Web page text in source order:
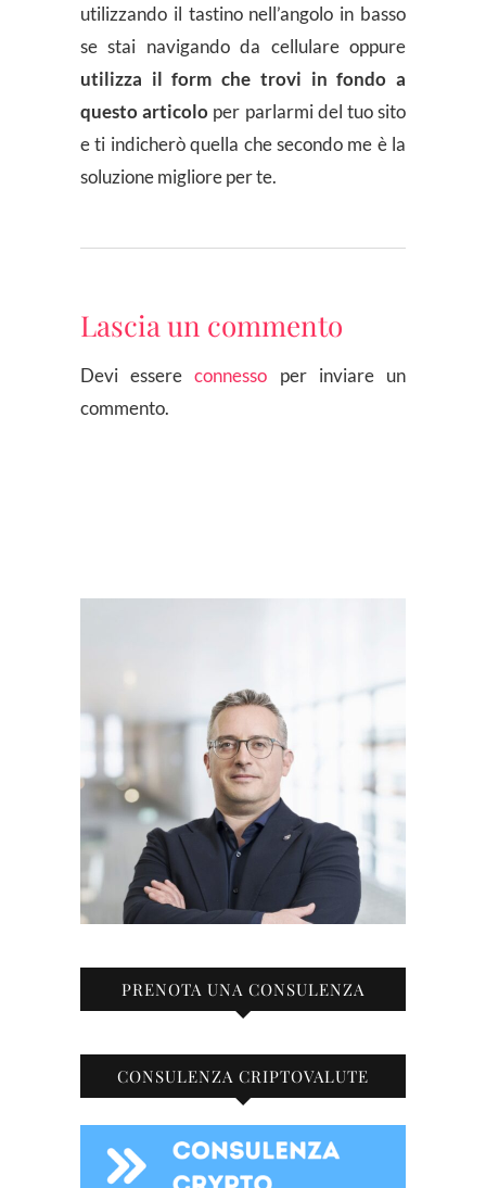
utilizzando il tastino nell’angolo in basso
se stai navigando da cellulare oppure
utilizza il form che trovi in fondo a
questo articolo per parlarmi del tuo sito
e ti indicherò quella che secondo me è la
soluzione migliore per te.
Lascia un commento
Devi essereconnesso per inviare un
commento.
PRENOTA UNA CONSULENZA
CONSULENZA CRIPTOVALUTE